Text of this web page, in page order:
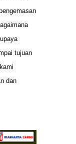
tujuan
dan